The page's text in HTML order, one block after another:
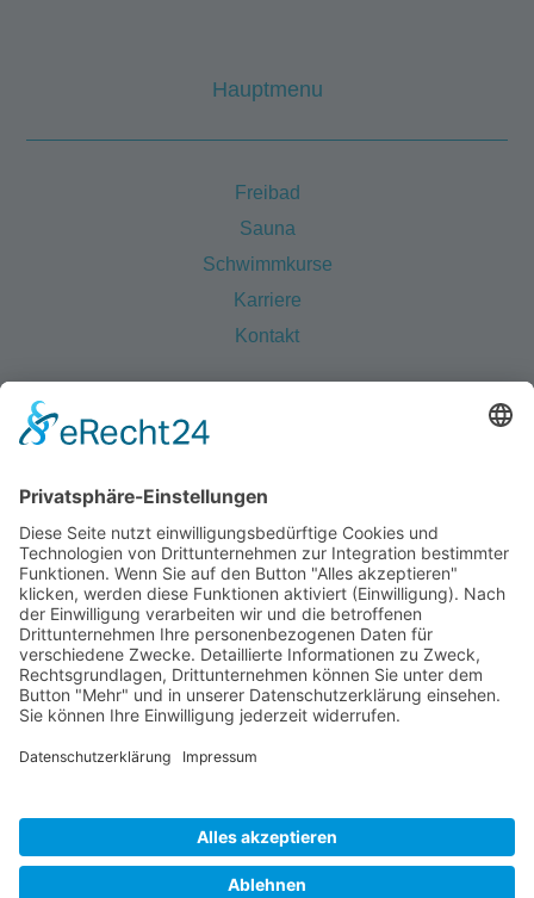
Hauptmenu
Freibad
Sauna
Schwimmkurse
Karriere
Kontakt
© 2026 Freibad Kiebitzberge GmbH |
Webseitenentwicklung durch Management
Agentur
Temperaturen
Öffnungszeiten